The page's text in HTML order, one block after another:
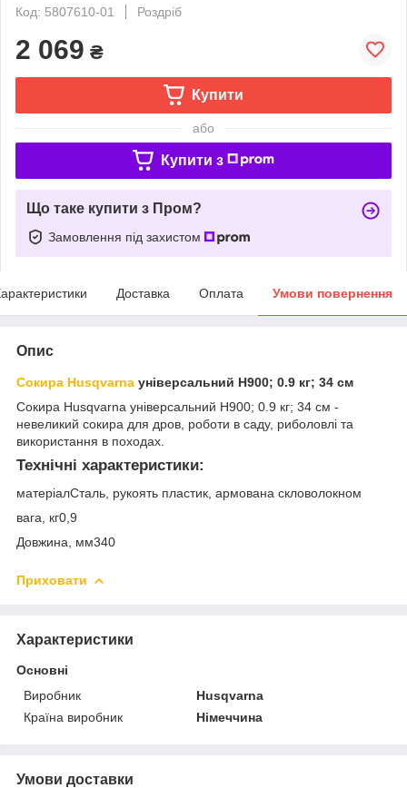
Код: 5807610-01
Роздріб
2 069 ₴
Купити
або
Купити з
Що таке купити з Пром?
Замовлення під захистом
Доставка Оплата Умови повернення
Опис
Сокира Husqvarna універсальний Н900; 0.9 кг; 34 см
Сокира Husqvarna універсальний Н900; 0.9 кг; 34 см -
невеликий сокира для дров, роботи в саду, риболовлі та
використання в походах.
Технічні характеристики:
матеріалСталь, рукоять пластик, армована скловолокном
вага, кг0,9
Довжина, мм340
Приховати
Характеристики
Основні
Виробник
Husqvarna
Країна виробник
Німеччина
Умови доставки